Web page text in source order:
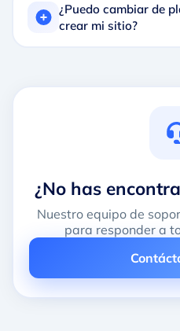
¿Puedo cambiar de
crear mi sitio?
¿No has
Nuestro equipo de
para responder a